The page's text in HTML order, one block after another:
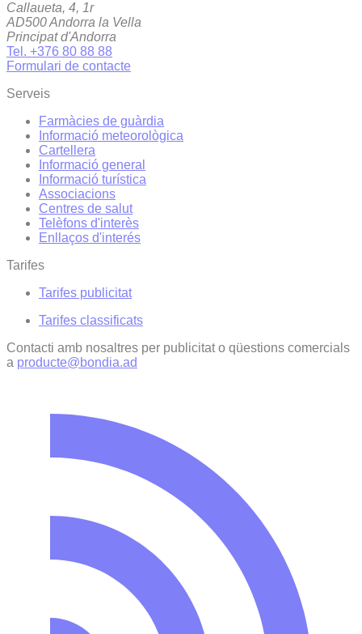
Callaueta, 4, 1r
AD500 Andorra la Vella
Principat d'Andorra
Tel. +376 80 88 88
Formulari de contacte
Serveis
Farmàcies de guàrdia
Informació meteorològica
Cartellera
Informació general
Informació turística
Associacions
Centres de salut
Telèfons d'interès
Enllaços d'interés
Tarifes
Tarifes publicitat
Tarifes classificats
Contacti amb nosaltres per publicitat o qüestions comercials
a producte@bondia.ad